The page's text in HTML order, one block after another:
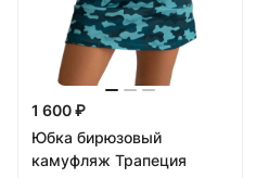
1 600 ₽
Юбка бирюзовый
камуфляж Трапеция